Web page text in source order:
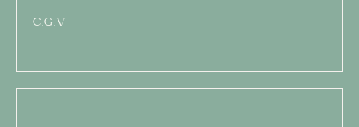
C.G.V